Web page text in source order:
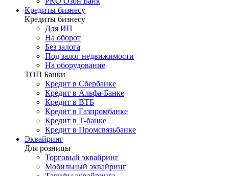
Кредиты бизнесу
Кредиты бизнесу
Для ИП
На оборот
Без залога
Под залог недвижимости
На оборудование
ТОП Банки
Кредит в Сбербанке
Кредит в Альфа-Банке
Кредит в ВТБ
Кредит в Газпромбанке
Кредит в Т-банке
Кредит в Промсвязьбанке
Эквайринг
Для розницы
Торговый эквайринг
Мобильный эквайринг